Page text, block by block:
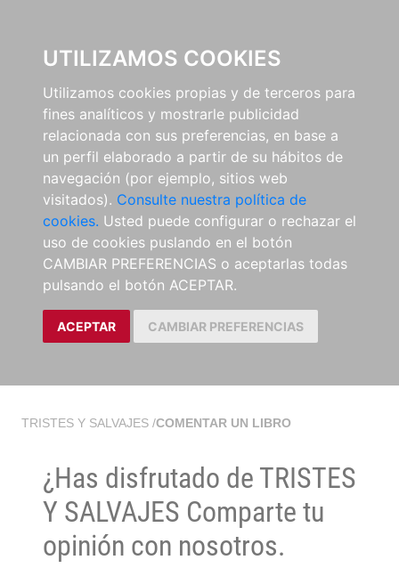
UTILIZAMOS COOKIES
Utilizamos cookies propias y de terceros para
fines analíticos y mostrarle publicidad
relacionada con sus preferencias, en base a
un perfil elaborado a partir de su hábitos de
navegación (por ejemplo, sitios web
visitados). Consulte nuestra política de
cookies. Usted puede configurar o rechazar el
uso de cookies puslando en el botón
CAMBIAR PREFERENCIAS o aceptarlas todas
pulsando el botón ACEPTAR.
ACEPTAR CAMBIAR PREFERENCIAS
TRISTES Y SALVAJES /COMENTAR UN LIBRO
¿Has disfrutado de TRISTES
Y SALVAJES Comparte tu
opinión con nosotros.